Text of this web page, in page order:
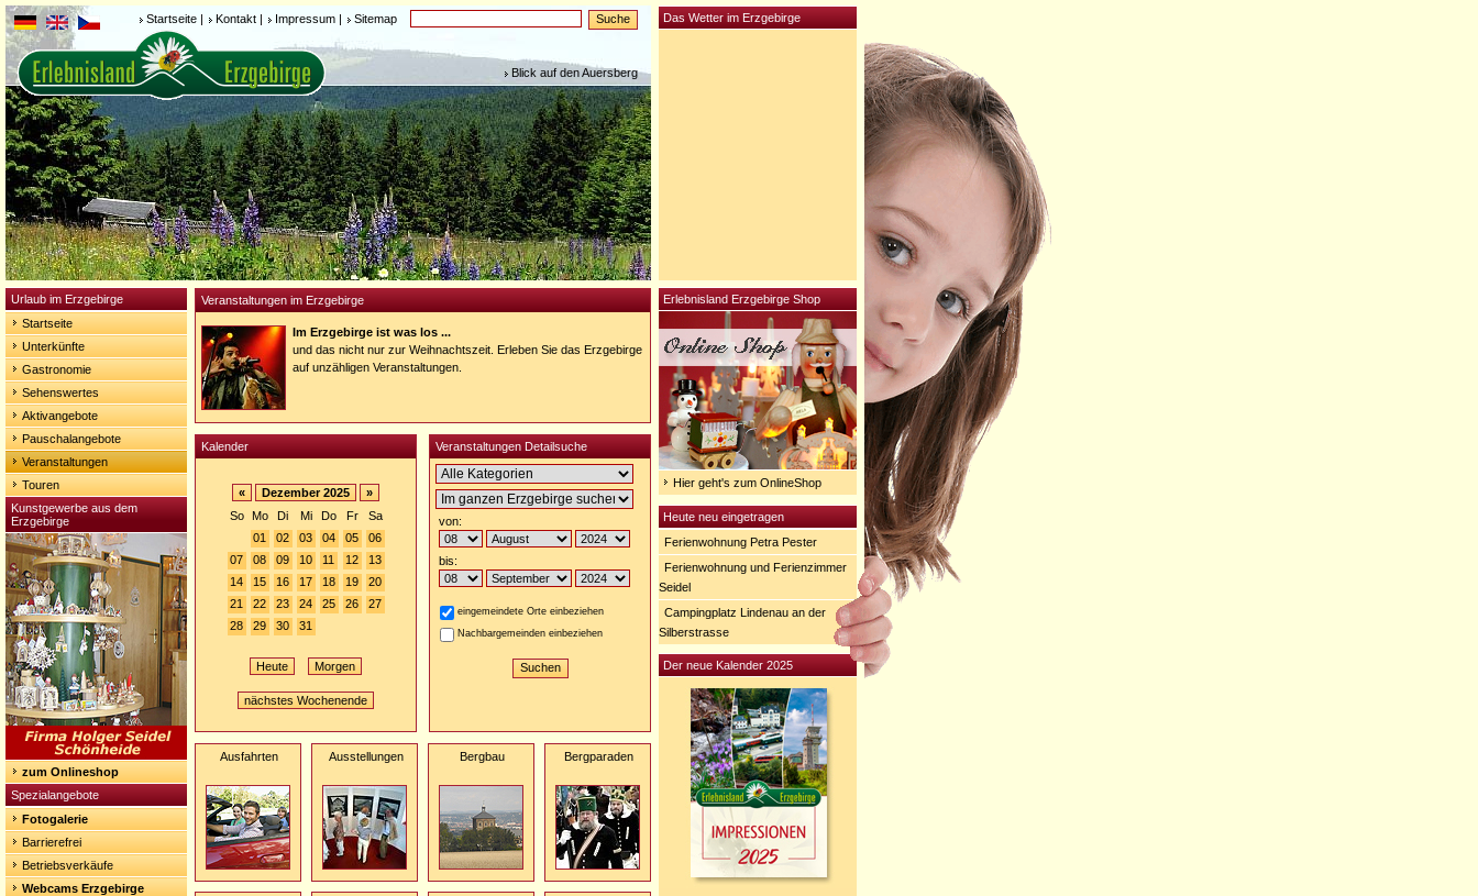
Startseite | Kontakt | Impressum | Sitemap
Blick auf den Auersberg
Urlaub im Erzgebirge
Startseite
Unterkünfte
Gastronomie
Sehenswertes
Aktivangebote
Pauschalangebote
Veranstaltungen
Touren
Kunstgewerbe aus dem
Erzgebirge
zum Onlineshop
Spezialangebote
Fotogalerie
Barrierefrei
Betriebsverkäufe
Webcams Erzgebirge
Veranstaltungen im Erzgebirge
Im Erzgebirge ist was los ...
und das nicht nur zur Weihnachtszeit. Erleben Sie das Erzgebirge
auf unzähligen Veranstaltungen.
Kalender
« Dezember 2025
»
So
Mo Di Mi Do Fr
Sa
01
02 03 04 05
06
07
08 09 10 11 12
13
14
15 16 17 18 19
20
21
22 23 24 25 26
27
28
29 30 31
Heute Morgen
nächstes Wochenende
Veranstaltungen Detailsuche
von:
bis:
eingemeindete Orte einbeziehen
Nachbargemeinden einbeziehen
Ausfahrten Ausstellungen Bergbau Bergparaden
Erlebnisland Erzgebirge Shop
Hier geht's zum OnlineShop
Heute neu eingetragen
Ferienwohnung Petra Pester
Ferienwohnung und Ferienzimmer
Seidel
Campingplatz Lindenau an der
Silberstrasse
Der neue Kalender 2025
Das Wetter im Erzgebirge